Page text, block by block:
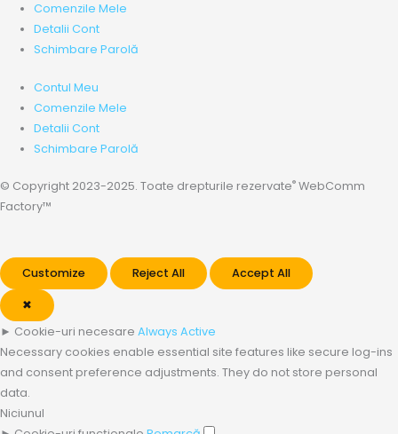
Comenzile Mele
Detalii Cont
Schimbare Parolă
Contul Meu
Comenzile Mele
Detalii Cont
Schimbare Parolă
© Copyright 2023-2025. Toate drepturile rezervate® WebComm
Factory™
Customize Reject All Accept All
✖
► Cookie-uri necesare Always Active
Necessary cookies enable essential site features like secure log-ins
and consent preference adjustments. They do not store personal
data.
Niciunul